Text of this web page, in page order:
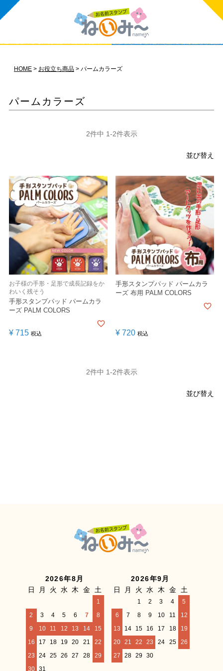
HOME お役立ち商品 パームカラーズ
パームカラーズ
並び替え
2件中 1-2件表示
お子様の手形・足形で成長記録をか
わいく残そう
手形スタンプパッド パームカラ
ーズ PALM COLORS
¥ 715 税込
手形スタンプパッド パームカラ
ーズ 布用 PALM COLORS
¥ 720 税込
並び替え
2件中 1-2件表示
2026年8月
日
月 火 水 木 金 土
1
2
3 4 5 6 7
8
9
10 11 12 13 14
15
16
17 18 19 20 21
22
23
24 25 26 27 28
29
30
31
2026年9月
日
月 火 水 木 金 土
1 2 3 4
5
6
7 8 9 10 11
12
13
14 15 16 17 18
19
20 21 22 23 24 25
26
27
28 29 30